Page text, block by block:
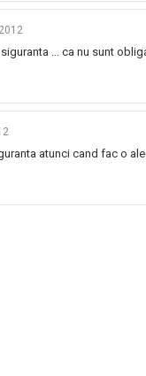
... ca nu sunt
atunci cand fac o